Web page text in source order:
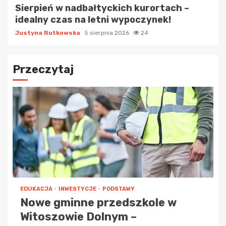
Sierpień w nadbałtyckich kurortach –
idealny czas na letni wypoczynek!
Justyna Rutkowska 5 sierpnia 2026 24
Przeczytaj
EDUKACJA INWESTYCJE PODSTAWY
Nowe gminne przedszkole w
Witoszowie Dolnym –